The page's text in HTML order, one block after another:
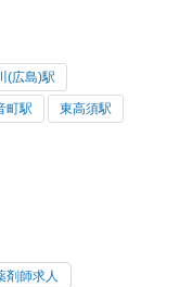
(広島)駅
町駅 東高須駅
剤師求人